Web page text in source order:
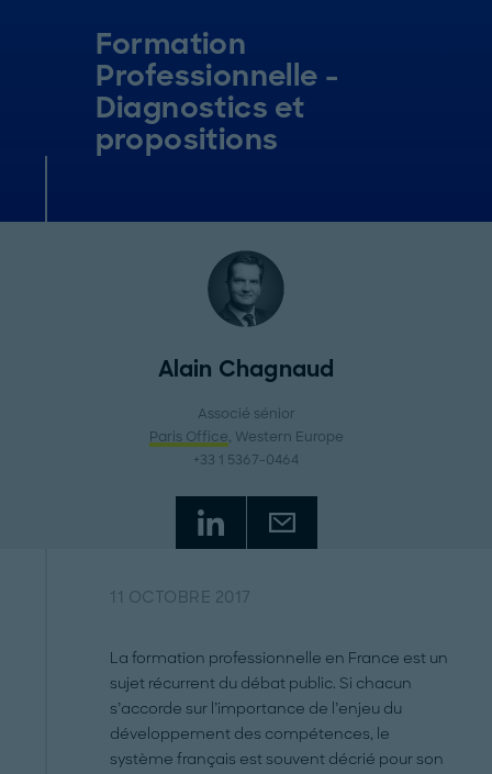
Formation
Professionnelle -
Diagnostics et
propositions
Alain Chagnaud
Associé sénior
Paris Office, Western Europe
+33 1 5367-0464
11 OCTOBRE 2017
La formation professionnelle en France est un
sujet récurrent du débat public. Si chacun
s’accorde sur l’importance de l’enjeu du
développement des compétences, le
système français est souvent décrié pour son